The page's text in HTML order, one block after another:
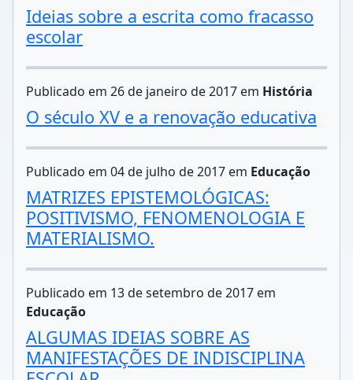
Ideias sobre a escrita como fracasso
escolar
Publicado em 26 de janeiro de 2017 em História
O século XV e a renovação educativa
Publicado em 04 de julho de 2017 em Educação
MATRIZES EPISTEMOLÓGICAS:
POSITIVISMO, FENOMENOLOGIA E
MATERIALISMO.
Publicado em 13 de setembro de 2017 em
Educação
ALGUMAS IDEIAS SOBRE AS
MANIFESTAÇÕES DE INDISCIPLINA